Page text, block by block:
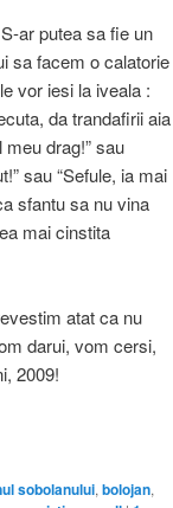
ar putea sa fie un
sa facem o calatorie
vor iesi la iveala :
da trandafirii aia
drag!” sau
sau “Sefule, ia mai
sfantu sa nu vina
mai cinstita
atat ca nu
darui, vom cersi,
2009!
sobolanului, bolojan,